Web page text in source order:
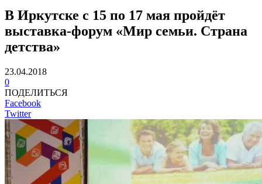
В Иркутске с 15 по 17 мая пройдёт
выставка-форум «Мир семьи. Страна
детства»
23.04.2018
0
ПОДЕЛИТЬСЯ
Facebook
Twitter